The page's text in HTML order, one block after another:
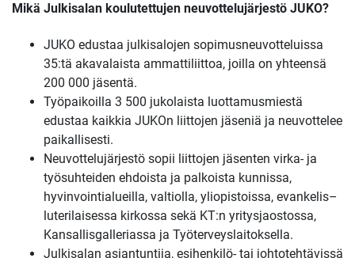
Mikä Julkisalan koulutettujen neuvottelujärjestö JUKO?
JUKO edustaa julkisalojen sopimusneuvotteluissa
35:tä akavalaista ammattiliittoa, joilla on yhteensä
200 000 jäsentä.
Työpaikoilla 3 500 jukolaista luottamusmiestä
edustaa kaikkia JUKOn liittojen jäseniä ja neuvottelee
paikallisesti.
Neuvottelujärjestö sopii liittojen jäsenten virka- ja
työsuhteiden ehdoista ja palkoista kunnissa,
hyvinvointialueilla, valtiolla, yliopistoissa, evankelis–
luterilaisessa kirkossa sekä KT:n yritysjaostossa,
Kansallisgalleriassa ja Työterveyslaitoksella.
Julkisalan asiantuntija, esihenkilö- tai johtotehtävissä